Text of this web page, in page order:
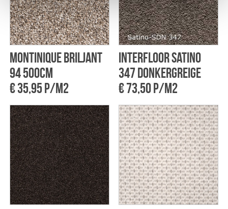
Montinique Briljant
94 500cm
€ 35,95 p/m2
Interfloor Satino
347 Donkergreige
€ 73,50 p/m2